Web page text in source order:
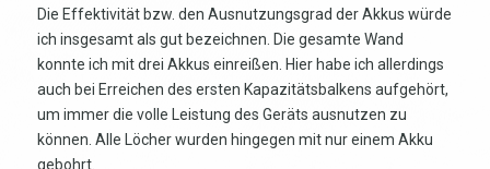
Die Effektivität bzw. den Ausnutzungsgrad der Akkus würde
ich insgesamt als gut bezeichnen. Die gesamte Wand
konnte ich mit drei Akkus einreißen. Hier habe ich allerdings
auch bei Erreichen des ersten Kapazitätsbalkens aufgehört,
um immer die volle Leistung des Geräts ausnutzen zu
können. Alle Löcher wurden hingegen mit nur einem Akku
gebohrt.